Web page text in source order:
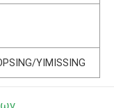
YIMISSING